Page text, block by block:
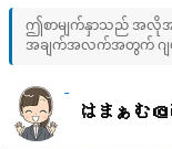
ဤစာမျက်နှာသည် အလိုအ
အချက်အလက်အတွက် ဂျပ
はまぁむ